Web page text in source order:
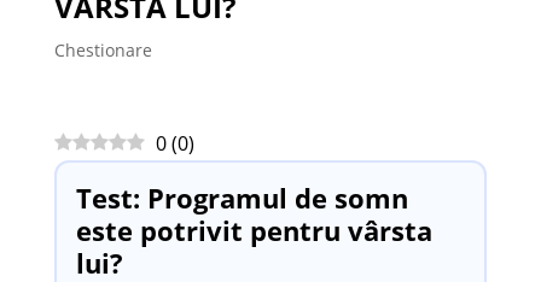
Chestionare
0 (0)
Test: Programul de somn
este potrivit pentru vârsta
lui?